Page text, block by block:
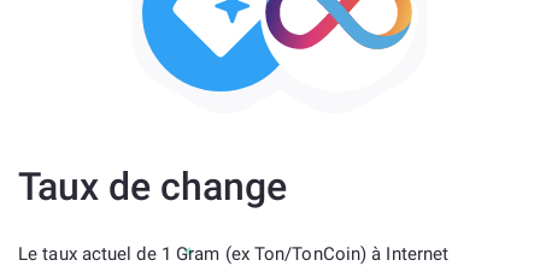
Taux de change
Le taux actuel de 1 Gram (ex Ton/TonCoin) à Internet